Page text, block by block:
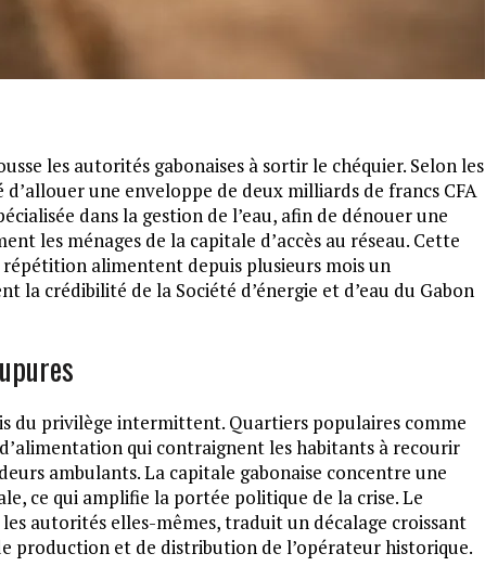
les autorités gabonaises à sortir le chéquier. Selon les
une enveloppe de deux milliards de francs CFA
dans la gestion de l’eau, afin de dénouer une
les ménages de la capitale d’accès au réseau. Cette
alimentent depuis plusieurs mois un
la crédibilité de la Société d’énergie et d’eau du Gabon
du privilège intermittent. Quartiers populaires comme
qui contraignent les habitants à recourir
ambulants. La capitale gabonaise concentre une
ce qui amplifie la portée politique de la crise. Le
autorités elles-mêmes, traduit un décalage croissant
production et de distribution de l’opérateur historique.